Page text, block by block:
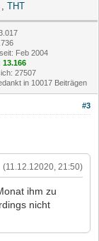
, THT
Feb 2004
13.166
27507
in 10017 Beiträgen
#3
(11.12.12020, 21:50)
ihm zu
nicht